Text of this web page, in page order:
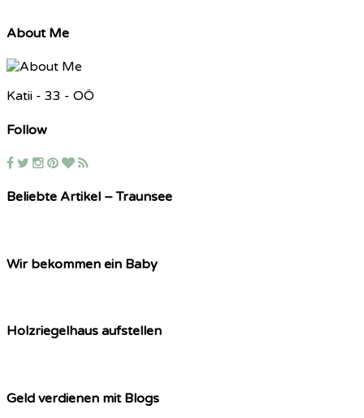
About Me
Katii - 33 - OÖ
Follow
Beliebte Artikel – Traunsee
Wir bekommen ein Baby
Holzriegelhaus aufstellen
Geld verdienen mit Blogs